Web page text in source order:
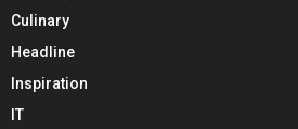
Culinary
Headline
Inspiration
IT